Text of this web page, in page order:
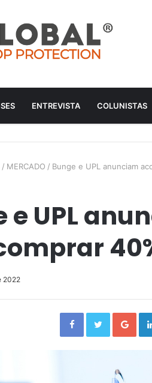
ENTREVISTA COLUNISTAS
/ MERCADO / Bunge e UPL anunciam
e UPL
2022
FacebookTwitter